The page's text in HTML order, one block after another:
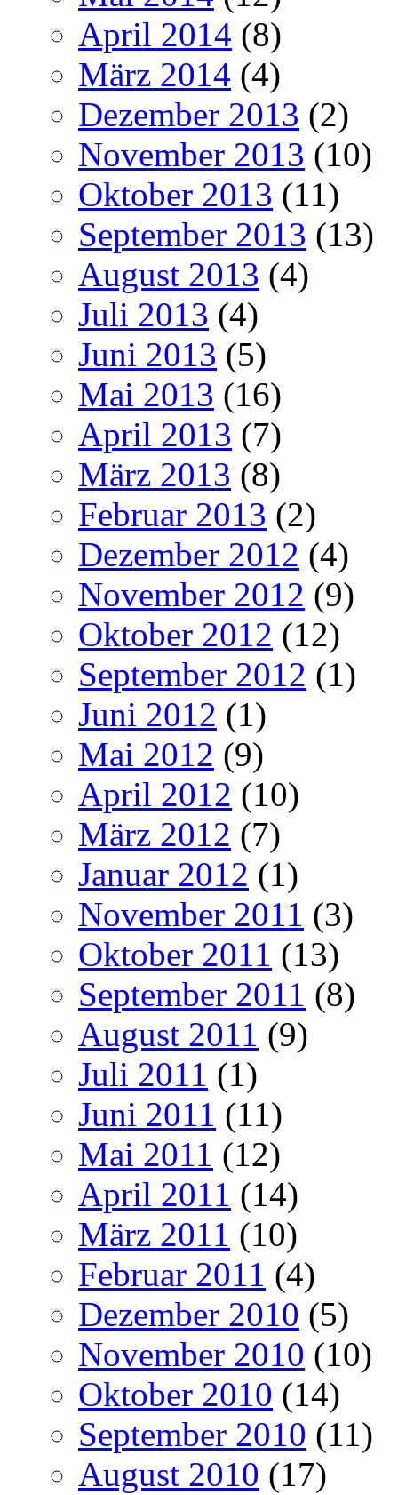
April 2014 (8)
März 2014 (4)
Dezember 2013 (2)
November 2013 (10)
Oktober 2013 (11)
September 2013 (13)
August 2013 (4)
Juli 2013 (4)
Juni 2013 (5)
Mai 2013 (16)
April 2013 (7)
März 2013 (8)
Februar 2013 (2)
Dezember 2012 (4)
November 2012 (9)
Oktober 2012 (12)
September 2012 (1)
Juni 2012 (1)
Mai 2012 (9)
April 2012 (10)
März 2012 (7)
Januar 2012 (1)
November 2011 (3)
Oktober 2011 (13)
September 2011 (8)
August 2011 (9)
Juli 2011 (1)
Juni 2011 (11)
Mai 2011 (12)
April 2011 (14)
März 2011 (10)
Februar 2011 (4)
Dezember 2010 (5)
November 2010 (10)
Oktober 2010 (14)
September 2010 (11)
August 2010 (17)